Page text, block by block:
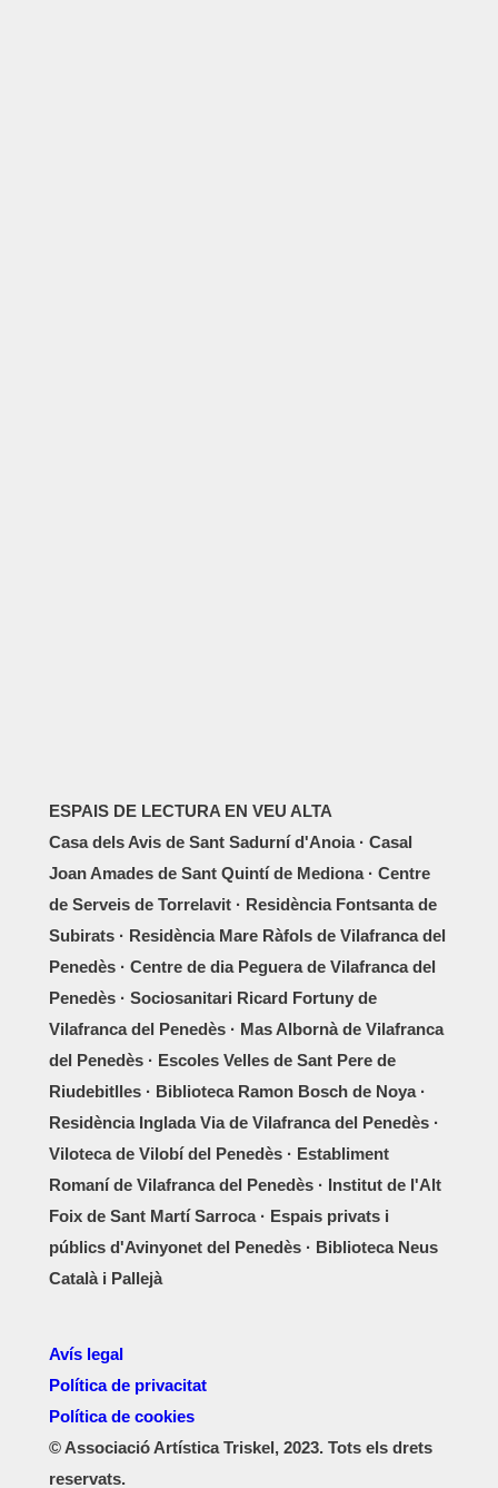
ESPAIS DE LECTURA EN VEU ALTA
Casa dels Avis de Sant Sadurní d'Anoia · Casal
Joan Amades de Sant Quintí de Mediona · Centre
de Serveis de Torrelavit · Residència Fontsanta de
Subirats · Residència Mare Ràfols de Vilafranca del
Penedès · Centre de dia Peguera de Vilafranca del
Penedès · Sociosanitari Ricard Fortuny de
Vilafranca del Penedès · Mas Albornà de Vilafranca
del Penedès · Escoles Velles de Sant Pere de
Riudebitlles · Biblioteca Ramon Bosch de Noya ·
Residència Inglada Via de Vilafranca del Penedès ·
Viloteca de Vilobí del Penedès · Establiment
Romaní de Vilafranca del Penedès · Institut de l'Alt
Foix de Sant Martí Sarroca · Espais privats i
públics d'Avinyonet del Penedès · Biblioteca Neus
Català i Pallejà
Avís legal
Política de privacitat
Política de cookies
© Associació Artística Triskel, 2023. Tots els drets
reservats.